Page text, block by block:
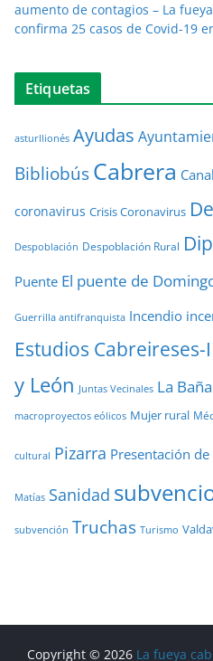
aumento de contagios – La
confirma 25 casos de Covid-19
Etiquetas
asturllionés Ayudas
BibliobúsCabrera
coronavirus Crisis Coronavirus
Despoblación Despoblación Rural
Puente El puente de
Guerrilla antifranquista Incendio
Estudios Cabreireses-
y León Juntas Vecinales La Baña
macroproyectos eólicos Mujer rural
cultural Pizarra Presentación
Matías Sanidad
subvención Truchas Turismo
Copyright © 2026 La fueya